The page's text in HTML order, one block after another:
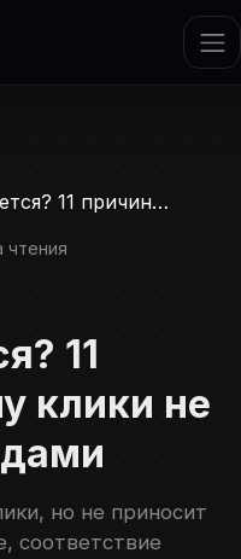
11 причин…
чтения
11
клики не
но не приносит
соответствие